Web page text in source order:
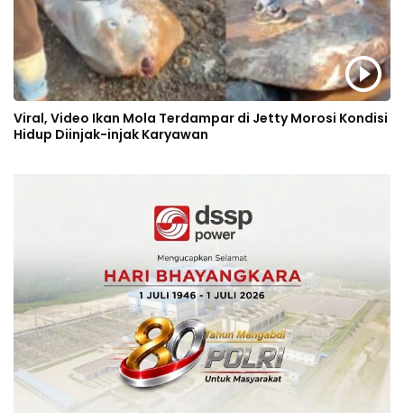
Viral, Video Ikan Mola Terdampar di Jetty Morosi Kondisi
Hidup Diinjak-injak Karyawan